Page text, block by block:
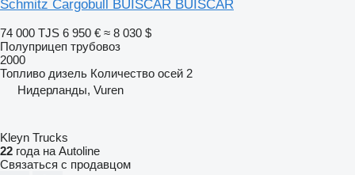
Schmitz Cargobull BUISCAR BUISCAR
74 000 TJS 6 950 € ≈ 8 030 $
Полуприцеп трубовоз
2000
Топливо дизель Количество осей 2
Нидерланды, Vuren
Kleyn Trucks
22 года на Autoline
Связаться с продавцом